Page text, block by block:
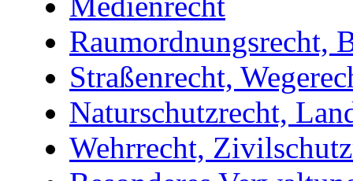
Raumordnungsrecht,
Straßenrecht,
Naturschutzrecht,
Wehrrecht,